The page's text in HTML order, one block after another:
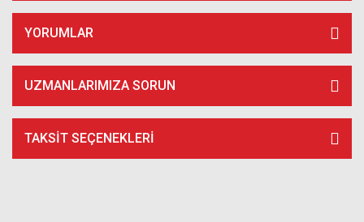
YORUMLAR
UZMANLARIMIZA SORUN
TAKSIT SEÇENEKLERI